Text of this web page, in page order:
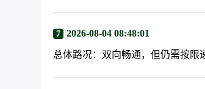
7 2026-08-04 08:48:01
总体路况：双向畅通，但仍需按限